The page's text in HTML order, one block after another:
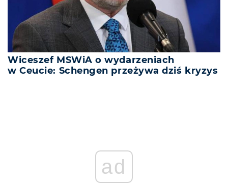
Wiceszef MSWiA o wydarzeniach
w Ceucie: Schengen przeżywa dziś kryzys
ad